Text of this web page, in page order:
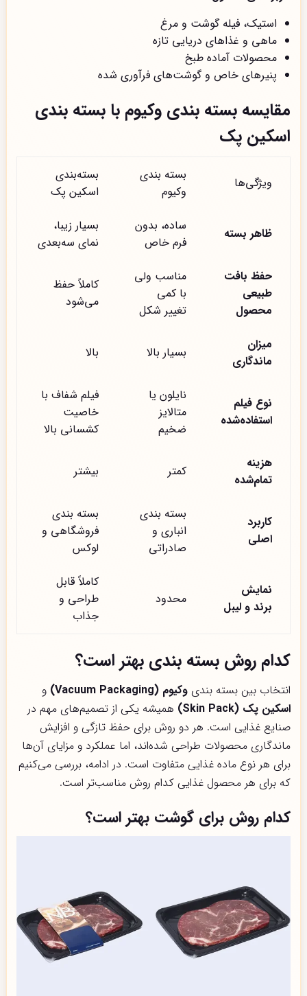
استیک، فیله گوشت و مرغ
ماهی و غذاهای دریایی تازه
محصولات آماده طبخ
پنیرهای خاص و گوشت‌های فرآوری شده
مقایسه بسته بندی وکیوم با بسته بندی
اسکین پک
ویژگی‌ها
بسته بندی
وکیوم
بسته‌بندی
اسکین پک
ظاهر بسته
ساده، بدون
فرم خاص
بسیار زیبا،
نمای سه‌بعدی
حفظ بافت
طبیعی
محصول
مناسب ولی
با کمی
تغییر شکل
کاملاً حفظ
می‌شود
میزان
ماندگاری
بسیار بالا بالا
نوع فیلم
استفاده‌شده
نایلون یا
متالایز
ضخیم
فیلم شفاف با
خاصیت
کشسانی بالا
هزینه
تمام‌شده
کمتر بیشتر
کاربرد
اصلی
بسته بندی
انباری و
صادراتی
بسته بندی
فروشگاهی و
لوکس
نمایش
برند و لیبل
محدود
کاملاً قابل
طراحی و
جذاب
کدام روش بسته بندی بهتر است؟
انتخاب بین بسته بندی وکیوم (Vacuum Packaging)
و
اسکین پک (Skin Pack)
همیشه یکی از تصمیم‌های مهم در
صنایع غذایی است. هر دو روش برای حفظ تازگی و افزایش
ماندگاری محصولات طراحی شده‌اند، اما عملکرد و مزایای آن‌ها
برای هر نوع ماده غذایی متفاوت است. در ادامه، بررسی می‌کنیم
که برای هر محصول غذایی کدام روش مناسب‌تر است.
کدام روش برای گوشت بهتر است؟